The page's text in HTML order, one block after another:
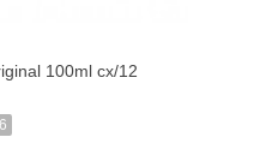
100ml cx/12